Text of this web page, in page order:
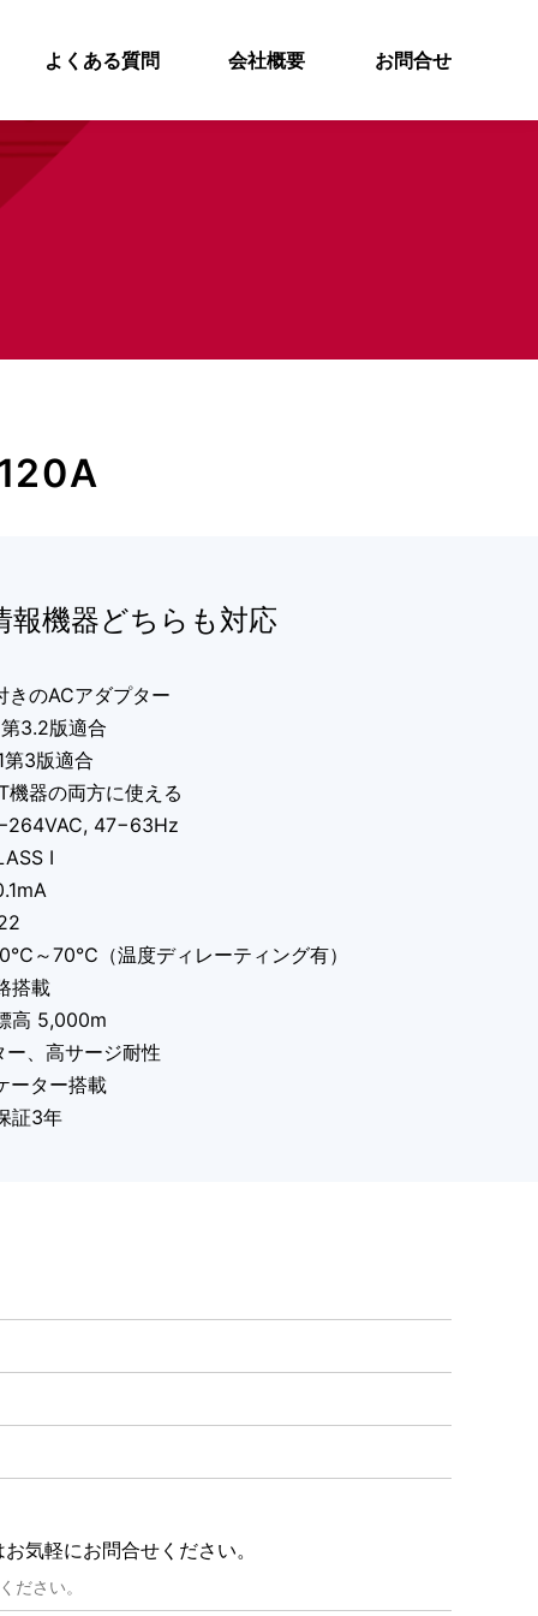
よくある質問 会社概要 お問合せ
報機器どちらも対応
きのACアダプター
3.2版適合
3版適合
機器の両方に使える
47−63Hz
I
～70℃（温度ディレーティング有）
搭載
高 5,000m
ー、高サージ耐性
ーター搭載
証3年
気軽にお問合せください。
ださい。